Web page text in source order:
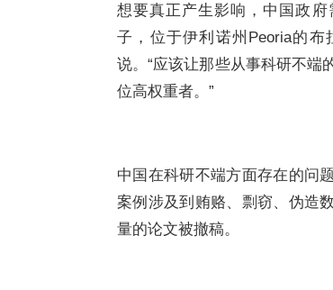
想要真正产生影响，中国政
子，位于伊利诺州Peoria的
说。“应该让那些从事科研不端
位高权重者。”
中国在科研不端方面存在的问
案例涉及到贿赂、剽窃、伪造
量的论文被撤稿。